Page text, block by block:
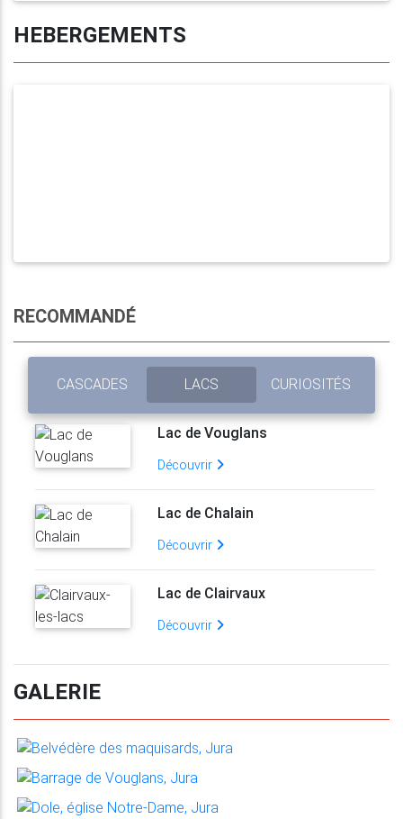
HEBERGEMENTS
RECOMMANDÉ
CASCADES LACS CURIOSITÉS
Lac de Vouglans
Découvrir
Lac de Chalain
Découvrir
Lac de Clairvaux
Découvrir
GALERIE